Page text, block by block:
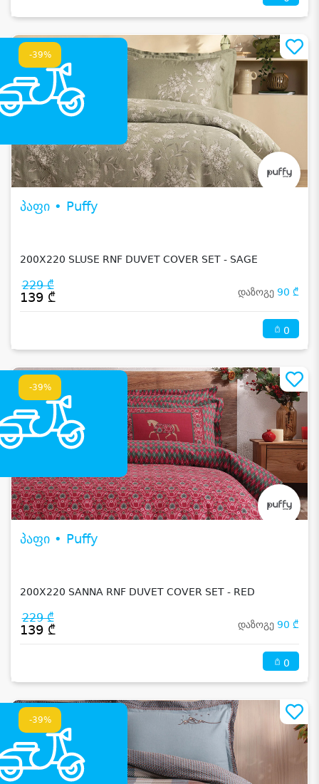
-39%
პაფი • Puffy
200X220 SLUSE RNF DUVET COVER SET - SAGE
229 ₾
139 ₾ დაზოგე 90 ₾
0
-39%
პაფი • Puffy
200X220 SANNA RNF DUVET COVER SET - RED
229 ₾
139 ₾ დაზოგე 90 ₾
0
-39%